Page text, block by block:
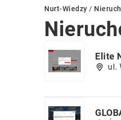
Nurt-Wiedzy /
Elite
ul.